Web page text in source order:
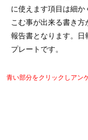
に使えます項目は細か
こむ事が出来る書き
報告書となります。日
プレートです。
青い部分をクリックしアン